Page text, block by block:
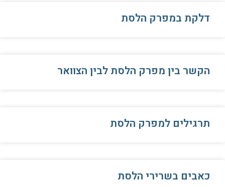
דלקת במפרק הלסת
הקשר בין מפרק הלסת לבין הצוואר
תרגילים למפרק הלסת
כאבים בשרירי הלסת